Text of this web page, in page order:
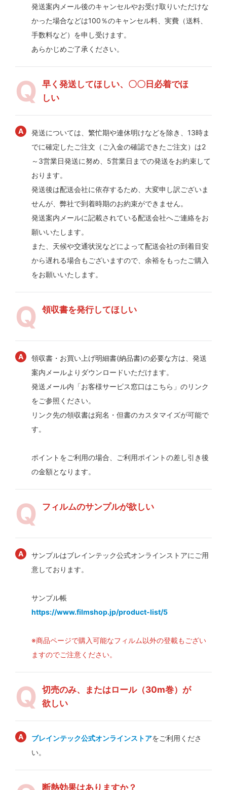
発送案内メール後のキャンセルやお受け取りいただけな
かった場合などは100％のキャンセル料、実費（送料、
手数料など）を申し受けます。
あらかじめご了承ください。
早く発送してほしい、〇〇日必着でほ
しい
発送については、繁忙期や連休明けなどを除き、13時ま
でに確定したご注文（ご入金の確認できたご注文）は2
～3営業日発送に努め、5営業日までの発送をお約束して
おります。
発送後は配送会社に依存するため、大変申し訳ございま
せんが、弊社で到着時期のお約束ができません。
発送案内メールに記載されている配送会社へご連絡をお
願いいたします。
また、天候や交通状況などによって配送会社の到着目安
から遅れる場合もございますので、余裕をもったご購入
をお願いいたします。
領収書を発行してほしい
領収書・お買い上げ明細書(納品書)の必要な方は、発送
案内メールよりダウンロードいただけます。
発送メール内「お客様サービス窓口はこちら」のリンク
をご参照ください。
リンク先の領収書は宛名・但書のカスタマイズが可能で
す。
ポイントをご利用の場合、ご利用ポイントの差し引き後
の金額となります。
フィルムのサンプルが欲しい
サンプルはブレインテック公式オンラインストアにご用
意しております。
サンプル帳
https://www.filmshop.jp/product-list/5
※商品ページで購入可能なフィルム以外の登載もござい
ますのでご注意ください。
切売のみ、またはロール（30m巻）が
欲しい
ブレインテック公式オンラインストアをご利用くださ
い。
断熱効果はありますか？